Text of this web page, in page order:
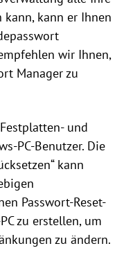
kann, kann er Ihnen
wir Ihnen,
Manager zu
und
PC-Benutzer. Die
kann
Passwort-Reset-
zu erstellen, um
zu ändern.